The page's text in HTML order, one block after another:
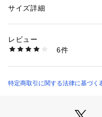
中敷に低反発クッションも
プの着脱いらずでラクチン
お出かけがさらに楽しくな
※HP00327より仕様生地の
性別：レディース
タグ：シューズ スリッポン バ
素材：甲皮：PU (合成皮革)
底材：合成底
商品番号：1820000000654 （
サイズ詳細
レビュー
6件
特定商取引に関する法律に基づく